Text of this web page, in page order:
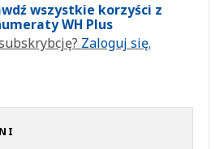
wszystkie korzyści z
WH Plus
Zaloguj się.